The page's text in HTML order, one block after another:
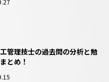
管理技士の過去問の分析と勉
とめ！